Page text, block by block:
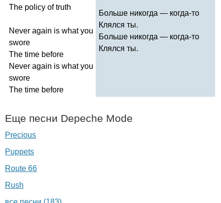
The policy of truth
Never again is what you
swore
The time before
Never again is what you
swore
The time before
Больше никогда — когда-то
Клялся ты.
Больше никогда — когда-то
Клялся ты.
Еще песни Depeche Mode
Precious
Puppets
Route 66
Rush